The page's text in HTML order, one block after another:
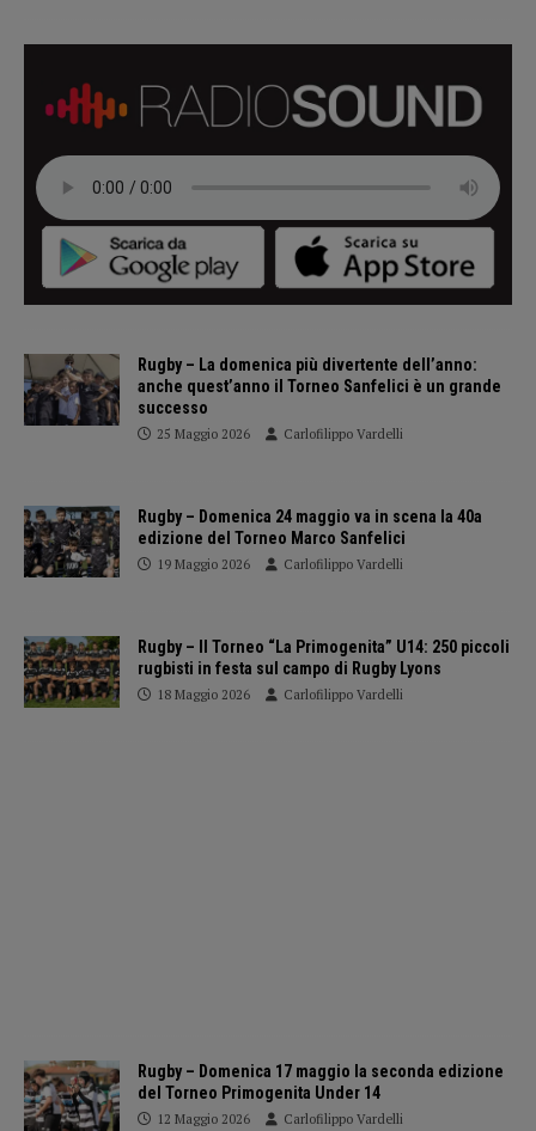
Rugby – La domenica più divertente dell’anno:
anche quest’anno il Torneo Sanfelici è un grande
successo
25 Maggio 2026 Carlofilippo Vardelli
Rugby – Domenica 24 maggio va in scena la 40a
edizione del Torneo Marco Sanfelici
19 Maggio 2026 Carlofilippo Vardelli
Rugby – II Torneo “La Primogenita” U14: 250 piccoli
rugbisti in festa sul campo di Rugby Lyons
18 Maggio 2026 Carlofilippo Vardelli
Rugby – Domenica 17 maggio la seconda edizione
del Torneo Primogenita Under 14
12 Maggio 2026 Carlofilippo Vardelli